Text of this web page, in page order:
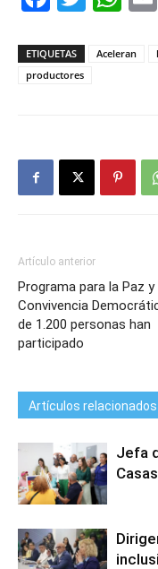
ETIQUETAS Aceleran
productores
Artículo anterior
Programa para la Paz y
Convivencia
de 1.200 personas han
participado
Artículos relacionados
Jefa